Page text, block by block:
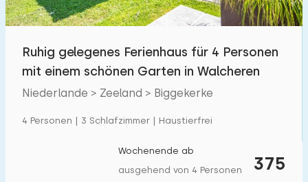
Ruhig gelegenes Ferienhaus für 4 Personen
mit einem schönen Garten in Walcheren
Niederlande > Zeeland > Biggekerke
4 Personen | 3 Schlafzimmer | Haustierfrei
375
Wochenende ab
ausgehend von 4 Personen